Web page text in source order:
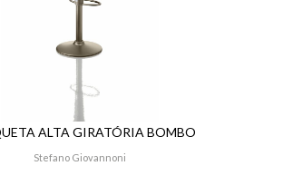
ALTA GIRATÓRIA BOMBO
Stefano Giovannoni